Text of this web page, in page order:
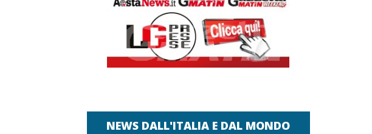
NEWS DALL'ITALIA E DAL MONDO